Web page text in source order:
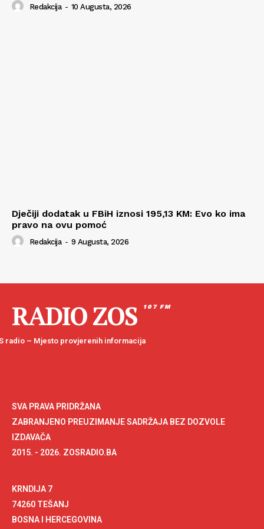
Redakcija - 10 Augusta, 2026
Dječiji dodatak u FBiH iznosi 195,13 KM: Evo ko ima
pravo na ovu pomoć
Redakcija - 9 Augusta, 2026
RADIO ZOS 107 FM
radio – Mjesto provjerenih informacija
SVA PRAVA PRIDRŽANA
ZABRANJENO PREUZIMANJE SADRŽAJA BEZ DOZVOLE
IZDAVAČA
2015. - 2026. ZOSRADIO.BA
KRNDIJA 7
74260 TEŠANJ
BOSNA I HERCEGOVINA